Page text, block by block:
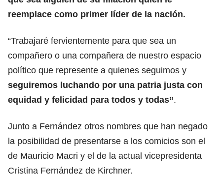
reemplace como primer líder de la nación.
“Trabajaré fervientemente para que sea un
compañero o una compañera de nuestro espacio
político que represente a quienes seguimos y
seguiremos luchando por una patria justa con
equidad y felicidad para todos y todas”.
Junto a Fernández otros nombres que han negado
la posibilidad de presentarse a los comicios son el
de Mauricio Macri y el de la actual vicepresidenta
Cristina Fernández de Kirchner.